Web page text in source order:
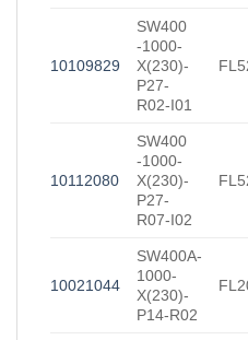
10109829
SW400
-1000-
X(230)-
P27-
R02-I01
10112080
SW400
-1000-
X(230)-
P27-
R07-I02
10021044
SW400A-
1000-
X(230)-
P14-R02